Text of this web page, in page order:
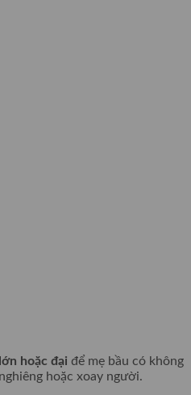
hoặc đại để mẹ bầu có không
hoặc xoay người.